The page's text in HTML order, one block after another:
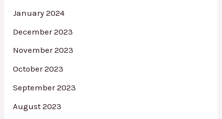
January 2024
December 2023
November 2023
October 2023
September 2023
August 2023